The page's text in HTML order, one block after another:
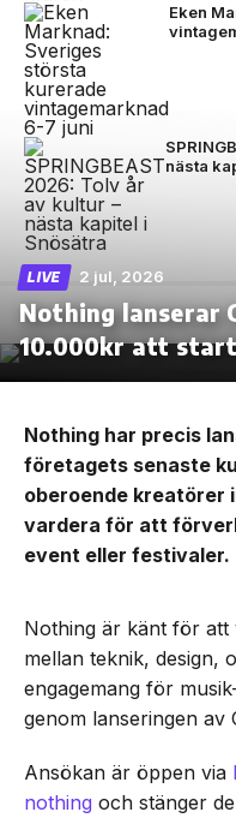
Eken
nästa
LIVE 2 jul, 2026
Nothing lanserar
10.000kr att
Nothing har precis
företagets senaste
oberoende kreatörer
vardera för att
event eller festivaler.
Nothing är känt för att
mellan teknik, design,
engagemang för
genom lanseringen av
Ansökan är öppen via
nothing och stänger